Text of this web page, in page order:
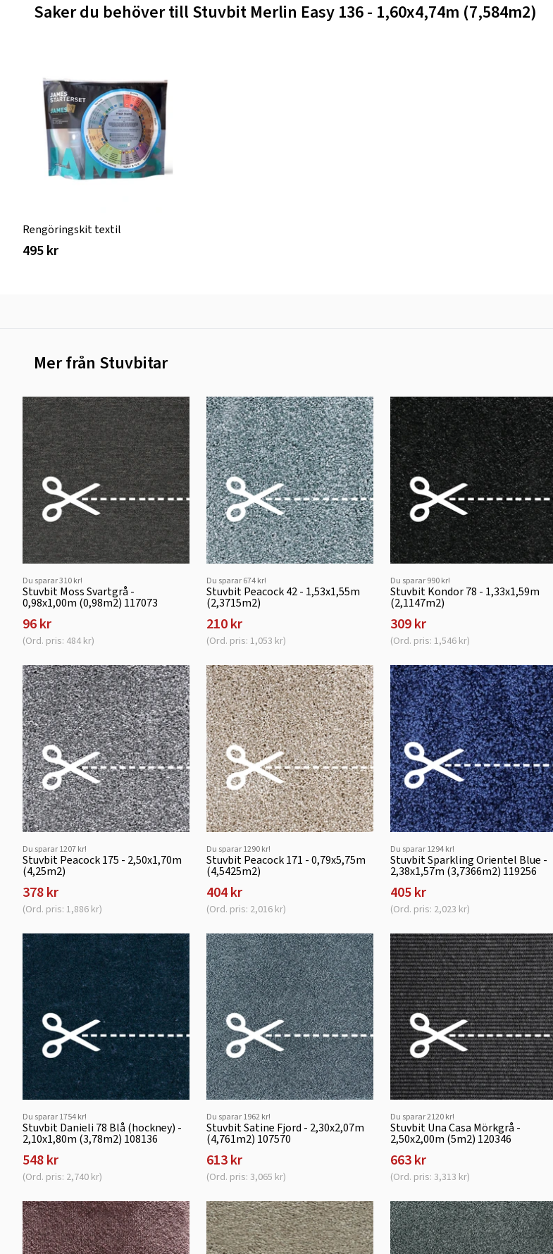
Saker du behöver till Stuvbit Merlin Easy 136 - 1,60x4,74m (7,584m2)
Rengöringskit textil
495 kr
Mer från Stuvbitar
Du sparar 310 kr!
Stuvbit Moss Svartgrå -
0,98x1,00m (0,98m2) 117073
96 kr
(Ord. pris: 484 kr)
Du sparar 674 kr!
Stuvbit Peacock 42 - 1,53x1,55m
(2,3715m2)
210 kr
(Ord. pris: 1,053 kr)
Du sparar 990 kr!
Stuvbit Kondor 78 - 1,33x1,59m
(2,1147m2)
309 kr
(Ord. pris: 1,546 kr)
Du sparar 1207 kr!
Stuvbit Peacock 175 - 2,50x1,70m
(4,25m2)
378 kr
(Ord. pris: 1,886 kr)
Du sparar 1290 kr!
Stuvbit Peacock 171 - 0,79x5,75m
(4,5425m2)
404 kr
(Ord. pris: 2,016 kr)
Du sparar 1294 kr!
Stuvbit Sparkling Orientel Blue -
2,38x1,57m (3,7366m2) 119256
405 kr
(Ord. pris: 2,023 kr)
Du sparar 1754 kr!
Stuvbit Danieli 78 Blå (hockney) -
2,10x1,80m (3,78m2) 108136
548 kr
(Ord. pris: 2,740 kr)
Du sparar 1962 kr!
Stuvbit Satine Fjord - 2,30x2,07m
(4,761m2) 107570
613 kr
(Ord. pris: 3,065 kr)
Du sparar 2120 kr!
Stuvbit Una Casa Mörkgrå -
2,50x2,00m (5m2) 120346
663 kr
(Ord. pris: 3,313 kr)